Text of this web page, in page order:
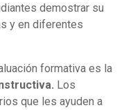
demostrar su
y en diferentes
formativa es la
Los
que les ayuden a